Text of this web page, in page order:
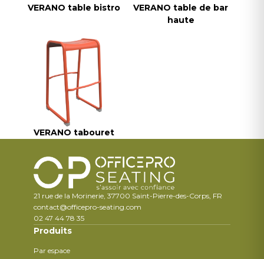
VERANO table bistro
VERANO table de bar
haute
VERANO tabouret
21 rue de la Morinerie, 37700 Saint-Pierre-des-Corps, FR
contact@officepro-seating.com
02 47 44 78 35
Produits
Par espace